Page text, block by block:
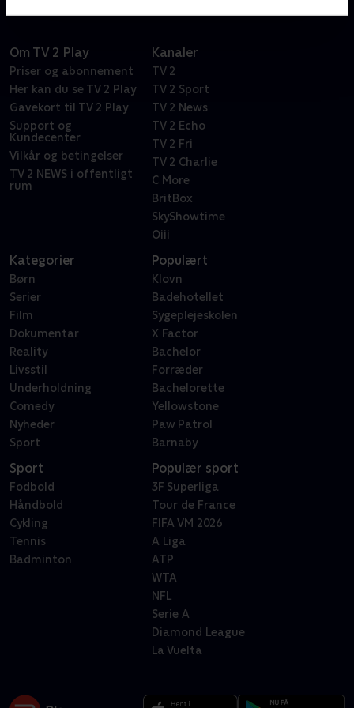
Om TV 2 Play
Priser og abonnement
Her kan du se TV 2 Play
Gavekort til TV 2 Play
Support og
Kundecenter
Vilkår og betingelser
TV 2 NEWS i offentligt
rum
Kanaler
TV 2
TV 2 Sport
TV 2 News
TV 2 Echo
TV 2 Fri
TV 2 Charlie
C More
BritBox
SkyShowtime
Oiii
Kategorier
Børn
Serier
Film
Dokumentar
Reality
Livsstil
Underholdning
Comedy
Nyheder
Sport
Populært
Klovn
Badehotellet
Sygeplejeskolen
X Factor
Bachelor
Forræder
Bachelorette
Yellowstone
Paw Patrol
Barnaby
Sport
Fodbold
Håndbold
Cykling
Tennis
Badminton
Populær sport
3F Superliga
Tour de France
FIFA VM 2026
A Liga
ATP
WTA
NFL
Serie A
Diamond League
La Vuelta